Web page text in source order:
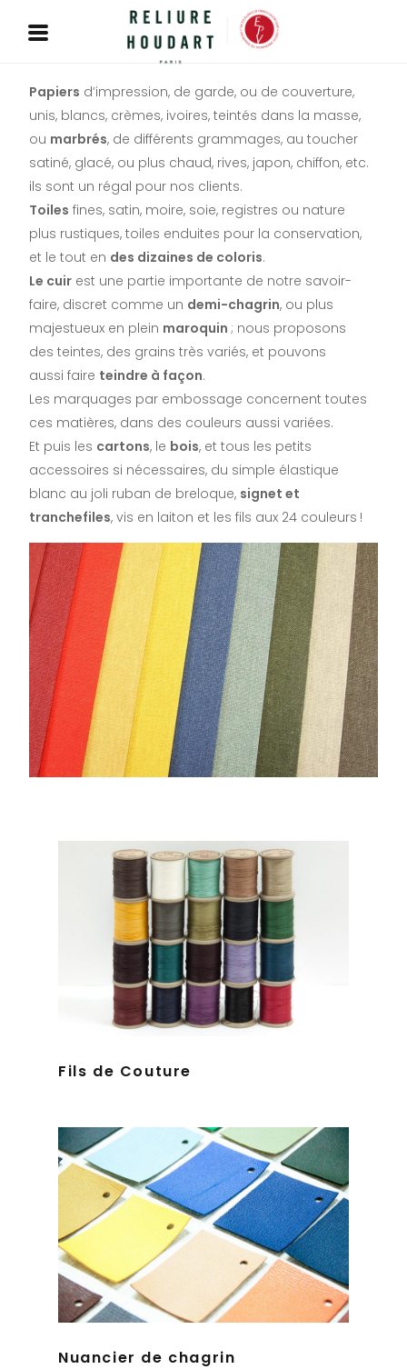
Papiers d’impression, de garde, ou de couverture,
unis, blancs, crèmes, ivoires, teintés dans la masse,
ou marbrés, de différents grammages, au toucher
satiné, glacé, ou plus chaud, rives, japon, chiffon, etc.
ils sont un régal pour nos clients.
Toiles fines, satin, moire, soie, registres ou nature
plus rustiques, toiles enduites pour la conservation,
et le tout en des dizaines de coloris.
Le cuir est une partie importante de notre savoir-
faire, discret comme un demi-chagrin, ou plus
majestueux en plein maroquin ; nous proposons
des teintes, des grains très variés, et pouvons
aussi faire teindre à façon.
Les marquages par embossage concernent toutes
ces matières, dans des couleurs aussi variées.
Et puis les cartons, le bois, et tous les petits
accessoires si nécessaires, du simple élastique
blanc au joli ruban de breloque, signet et
tranchefiles, vis en laiton et les fils aux 24 couleurs !
Fils de Couture
Nuancier de chagrin